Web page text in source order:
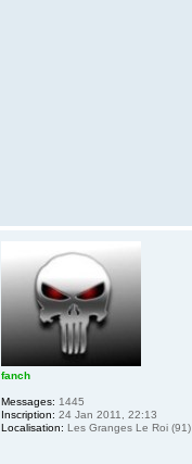
fanch
Messages: 1445
Inscription: 24 Jan 2011, 22:13
Localisation: Les Granges Le Roi (91)